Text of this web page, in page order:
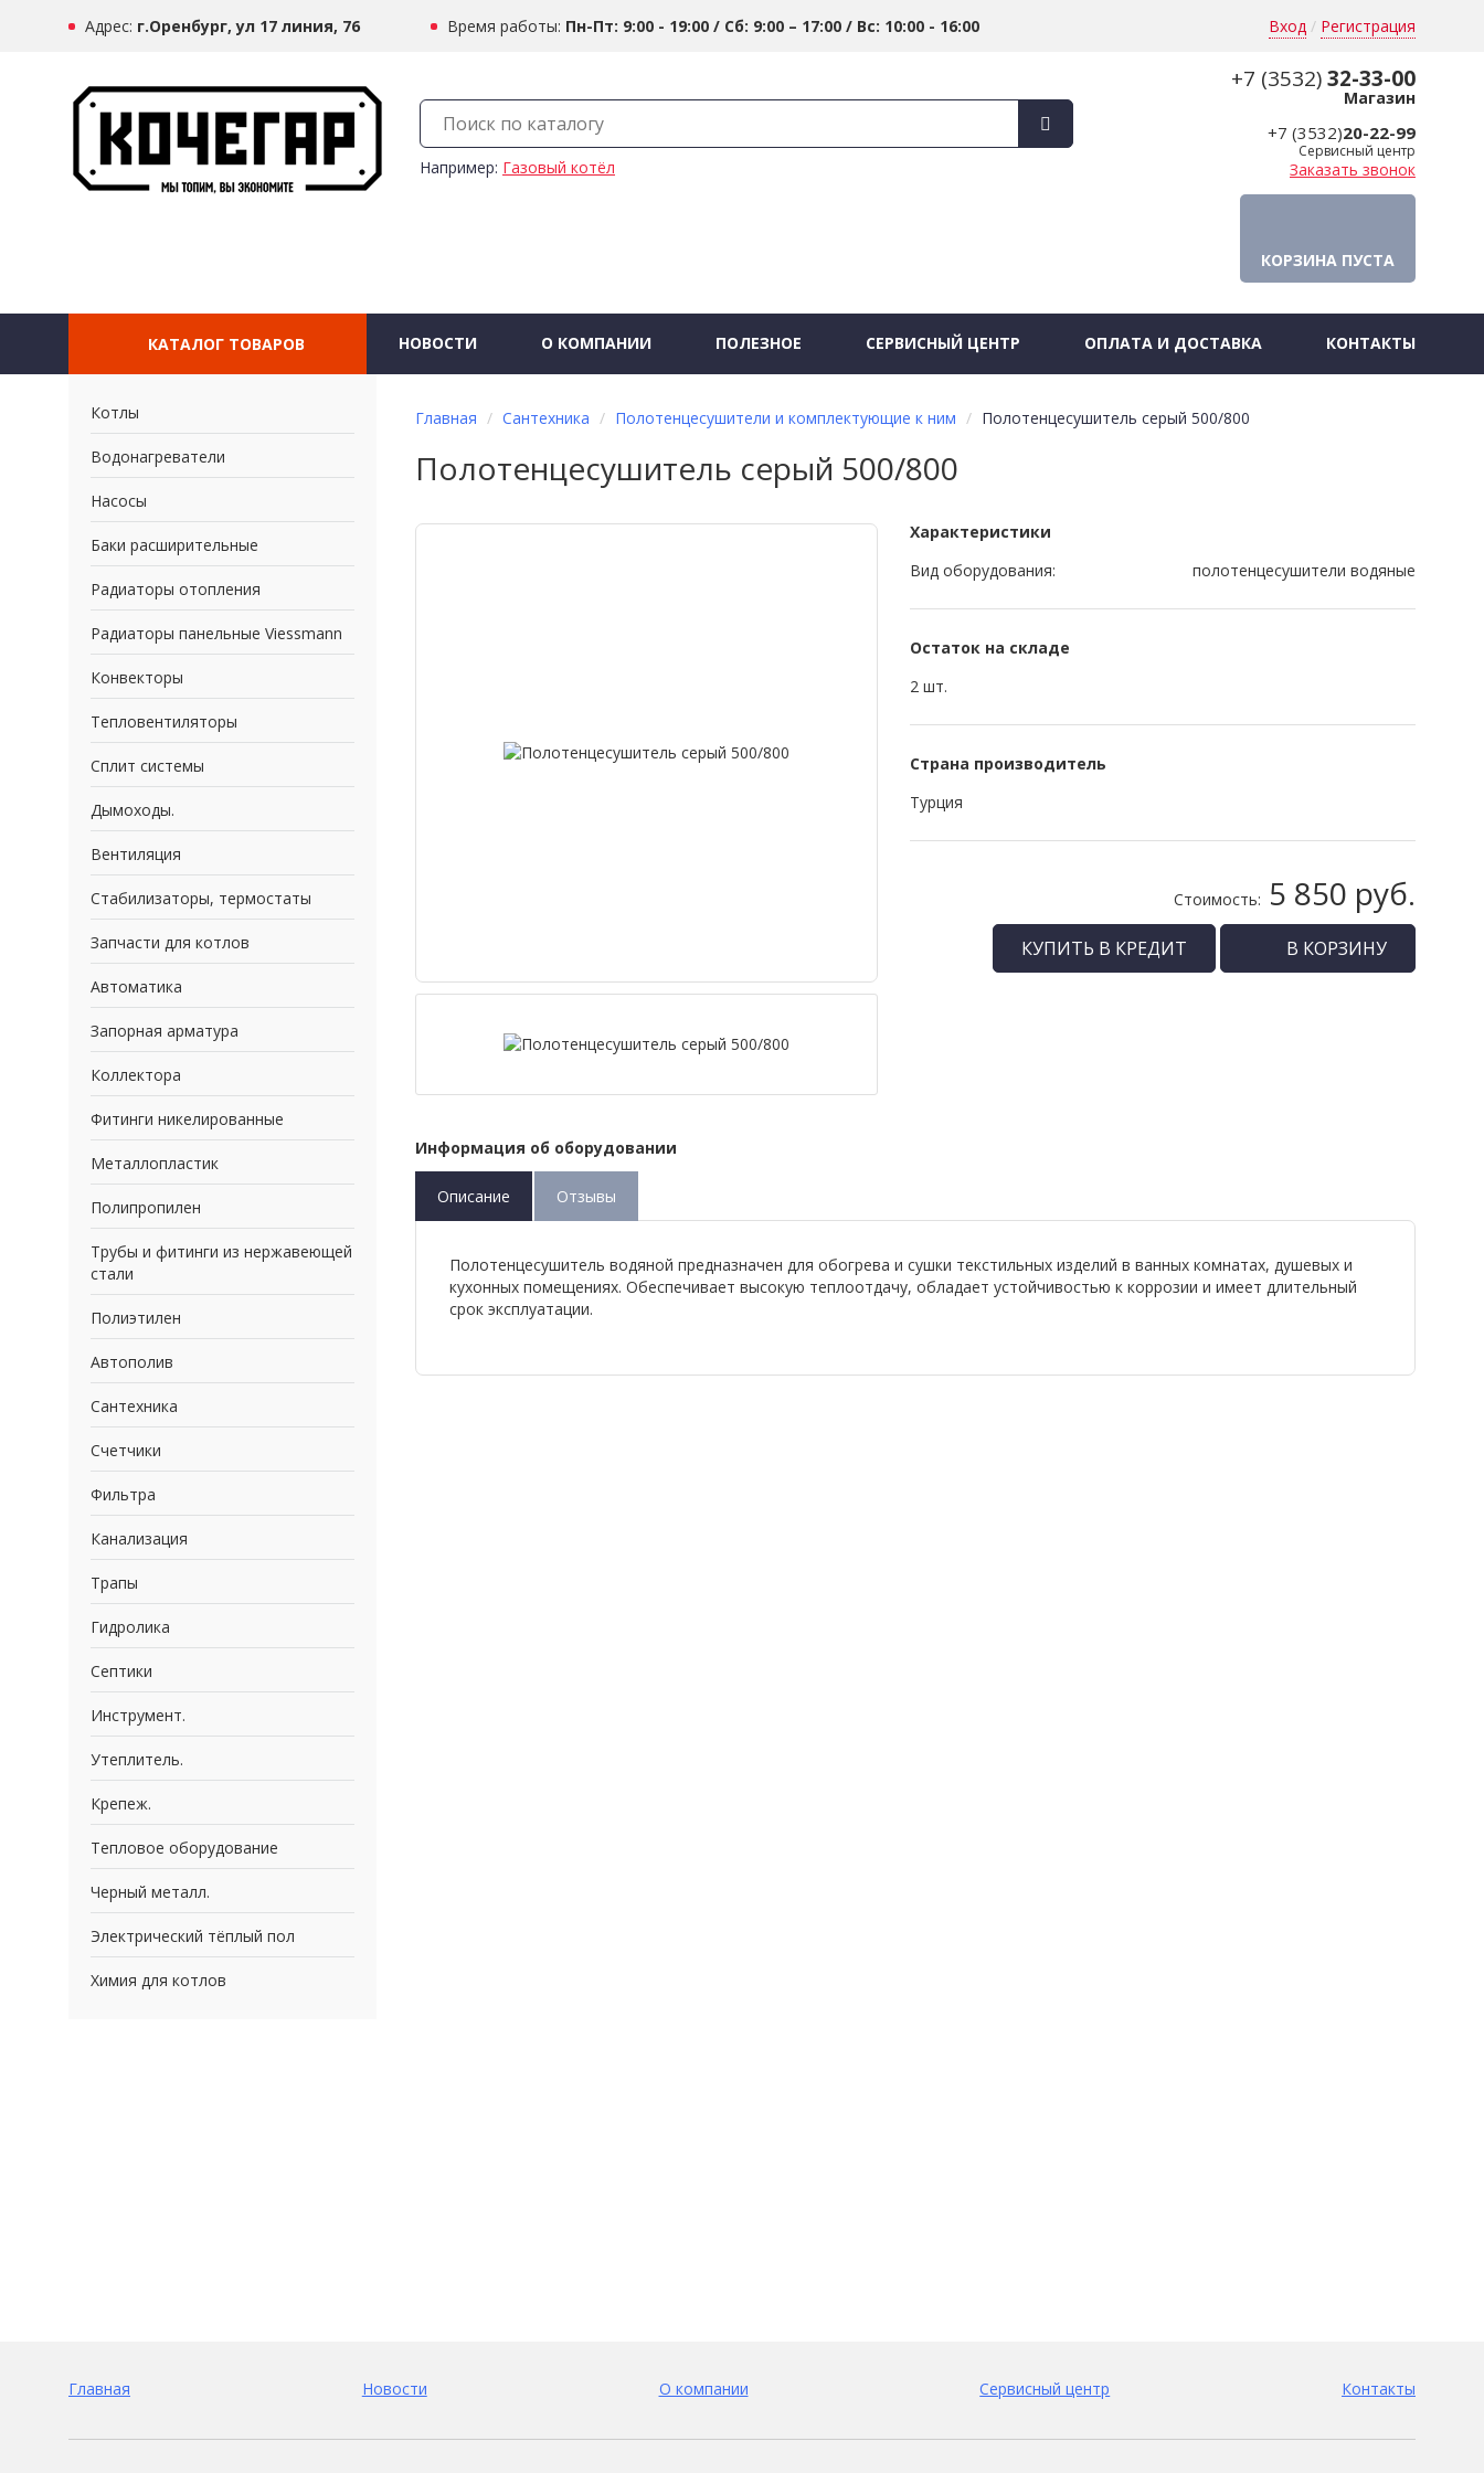
Адрес: г.Оренбург, ул 17 линия, 76 Время работы: Пн-Пт: 9:00 - 19:00 / Сб: 9:00 – 17:00 / Вс: 10:00 - 16:00 Вход / Регистрация
+7 (3532)32-33-00
Магазин
+7 (3532)20-22-99
Сервисный центр
Заказать звонок
КОРЗИНА ПУСТА
Например: Газовый котёл
КАТАЛОГ ТОВАРОВ НОВОСТИ О КОМПАНИИ ПОЛЕЗНОЕ СЕРВИСНЫЙ ЦЕНТР ОПЛАТА И ДОСТАВКА КОНТАКТЫ
Котлы
Водонагреватели
Насосы
Баки расширительные
Радиаторы отопления
Радиаторы панельные Viessmann
Конвекторы
Тепловентиляторы
Сплит системы
Дымоходы.
Вентиляция
Стабилизаторы, термостаты
Запчасти для котлов
Автоматика
Запорная арматура
Коллектора
Фитинги никелированные
Металлопластик
Полипропилен
Трубы и фитинги из нержавеющей
стали
Полиэтилен
Автополив
Сантехника
Счетчики
Фильтра
Канализация
Трапы
Гидролика
Септики
Инструмент.
Утеплитель.
Крепеж.
Тепловое оборудование
Черный металл.
Электрический тёплый пол
Химия для котлов
Главная Сантехника Полотенцесушители и комплектующие к ним Полотенцесушитель серый 500/800
Полотенцесушитель серый 500/800
Характеристики
Вид оборудования:
полотенцесушители водяные
Остаток на складе
2 шт.
Страна производитель
Турция
Стоимость: 5 850 руб.
КУПИТЬ В КРЕДИТ В КОРЗИНУ
Информация об оборудовании
Описание Отзывы
Полотенцесушитель водяной предназначен для обогрева и сушки текстильных изделий в ванных комнатах, душевых и
кухонных помещениях. Обеспечивает высокую теплоотдачу, обладает устойчивостью к коррозии и имеет длительный
срок эксплуатации.
Главная Новости О компании Сервисный центр Контакты